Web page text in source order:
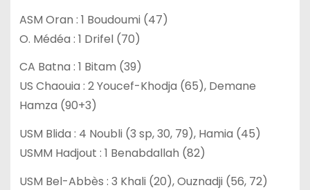
ASM Oran : 1 Boudoumi (47)
O. Médéa : 1 Drifel (70)
CA Batna : 1 Bitam (39)
US Chaouia : 2 Youcef-Khodja (65), Demane
Hamza (90+3)
USM Blida : 4 Noubli (3 sp, 30, 79), Hamia (45)
USMM Hadjout : 1 Benabdallah (82)
USM Bel-Abbès : 3 Khali (20), Ouznadji (56, 72)